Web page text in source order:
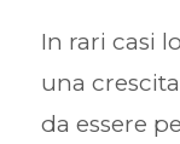
In rari casi
una
da essere